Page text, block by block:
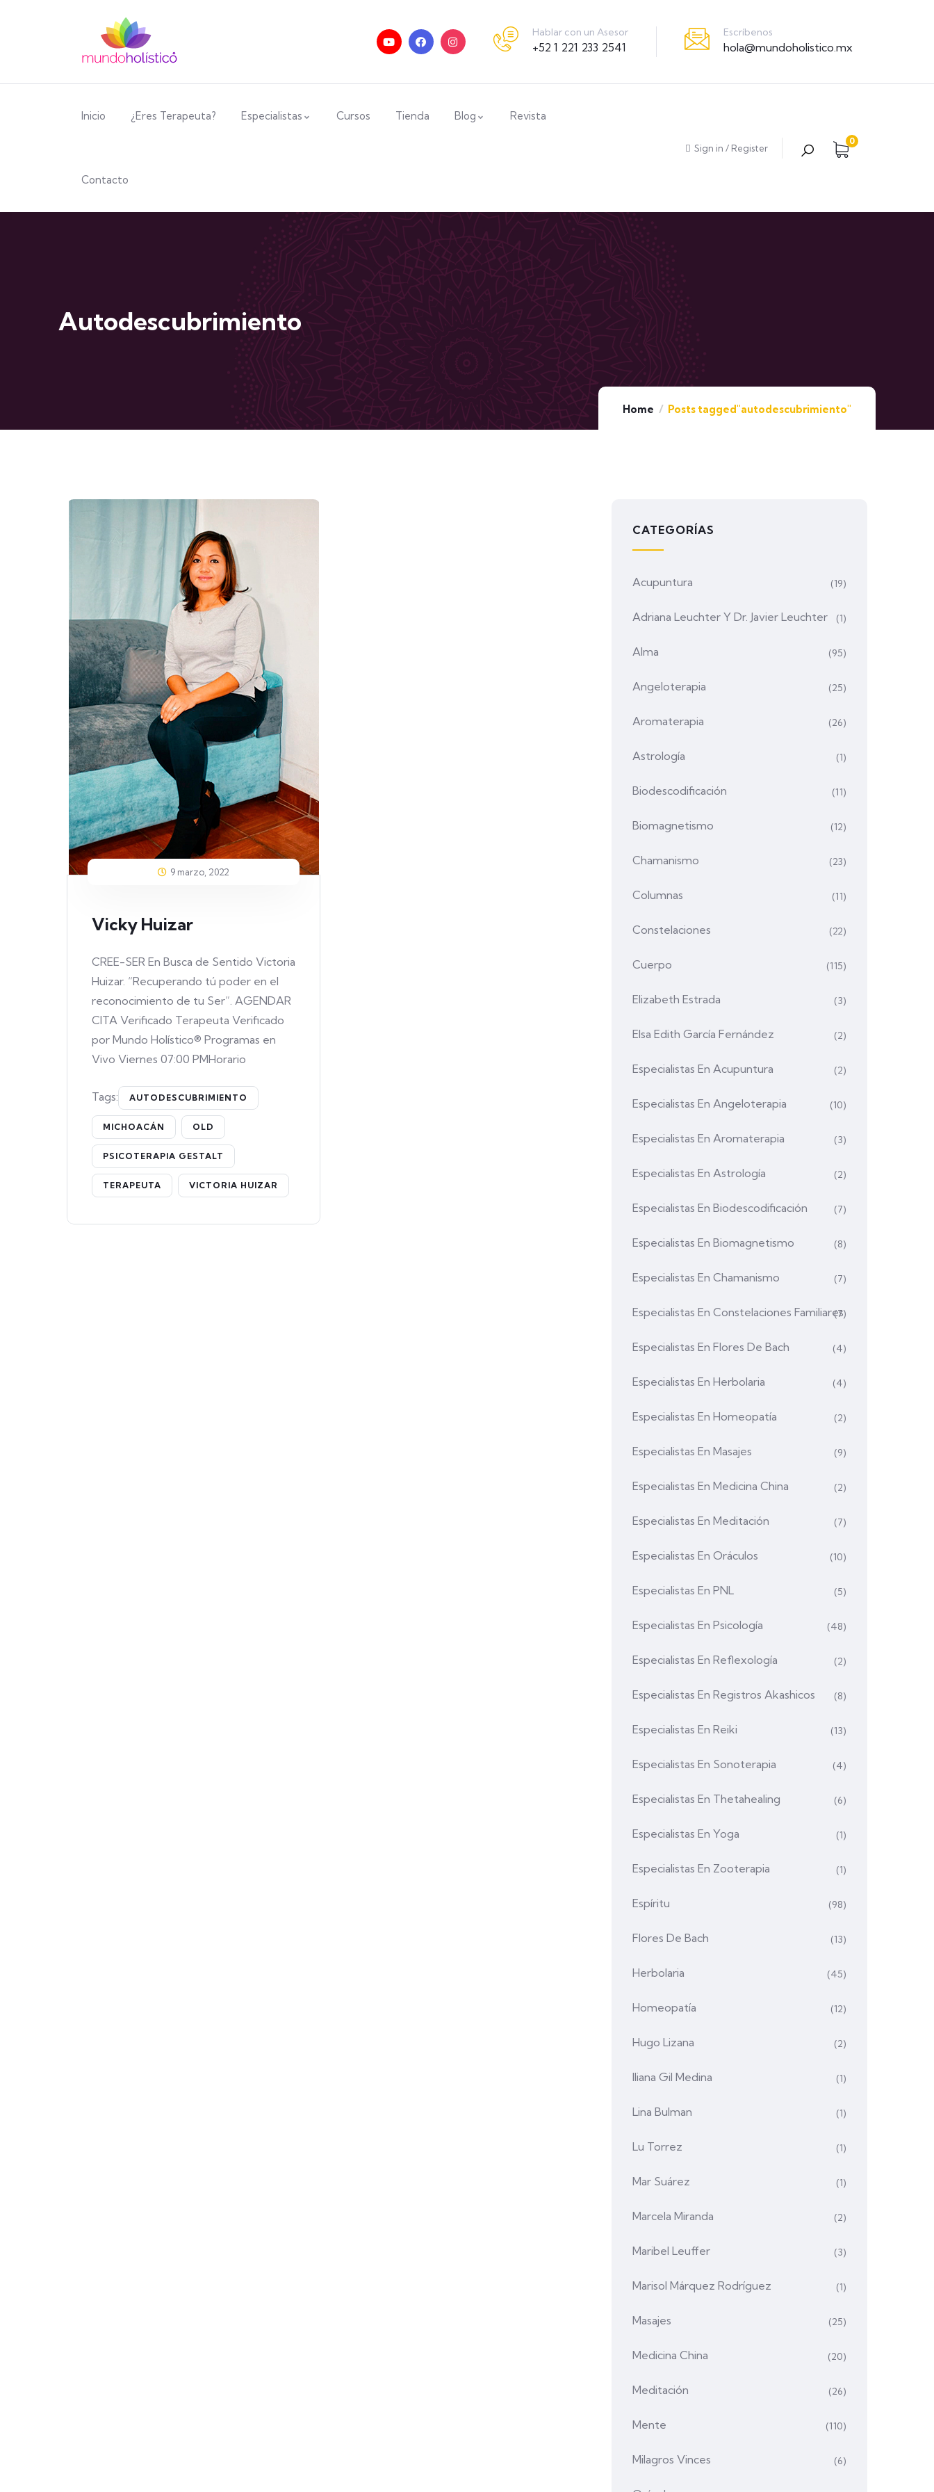
Hablar con un Asesor
+52 1 221 233 2541
Escríbenos
hola@mundoholistico.mx
Inicio ¿Eres Terapeuta? Especialistas Cursos Tienda Blog Revista
Contacto
Sign in / Register
0
Autodescubrimiento
Home Posts tagged"autodescubrimiento"
9 marzo, 2022
Vicky Huizar
CREE-SER En Busca de Sentido Victoria
Huizar. “Recuperando tú poder en el
reconocimiento de tu Ser”. AGENDAR
CITA Verificado Terapeuta Verificado
por Mundo Holístico® Programas en
Vivo Viernes 07:00 PMHorario
Tags: AUTODESCUBRIMIENTO
MICHOACÁN OLD
PSICOTERAPIA GESTALT
TERAPEUTA VICTORIA HUIZAR
CATEGORÍAS
Acupuntura (19)
Adriana Leuchter Y Dr. Javier Leuchter (1)
Alma (95)
Angeloterapia (25)
Aromaterapia (26)
Astrología (1)
Biodescodificación (11)
Biomagnetismo (12)
Chamanismo (23)
Columnas (11)
Constelaciones (22)
Cuerpo (115)
Elizabeth Estrada (3)
Elsa Edith García Fernández (2)
Especialistas En Acupuntura (2)
Especialistas En Angeloterapia (10)
Especialistas En Aromaterapia (3)
Especialistas En Astrología (2)
Especialistas En Biodescodificación (7)
Especialistas En Biomagnetismo (8)
Especialistas En Chamanismo (7)
Especialistas En Constelaciones Familiares
(7)
Especialistas En Flores De Bach (4)
Especialistas En Herbolaria (4)
Especialistas En Homeopatía (2)
Especialistas En Masajes (9)
Especialistas En Medicina China (2)
Especialistas En Meditación (7)
Especialistas En Oráculos (10)
Especialistas En PNL (5)
Especialistas En Psicología (48)
Especialistas En Reflexología (2)
Especialistas En Registros Akashicos (8)
Especialistas En Reiki (13)
Especialistas En Sonoterapia (4)
Especialistas En Thetahealing (6)
Especialistas En Yoga (1)
Especialistas En Zooterapia (1)
Espíritu (98)
Flores De Bach (13)
Herbolaria (45)
Homeopatía (12)
Hugo Lizana (2)
Iliana Gil Medina (1)
Lina Bulman (1)
Lu Torrez (1)
Mar Suárez (1)
Marcela Miranda (2)
Maribel Leuffer (3)
Marisol Márquez Rodríguez (1)
Masajes (25)
Medicina China (20)
Meditación (26)
Mente (110)
Milagros Vinces (6)